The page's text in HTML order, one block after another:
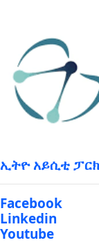
ኢትዮ አይሲቲ ፓርክ
Facebook
Linkedin
Youtube